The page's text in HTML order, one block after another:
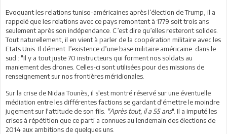
Evoquant les relations tuniso-américaines après l’élection de Trump, il a
rappelé que les relations avec ce pays remontent à 1779 soit trois ans
seulement après son indépendance. C’est dire qu’elles resteront solides.
Tout naturellement, il en vient à parler de la coopération militaire avec les
Etats Unis. Il dément l’existence d’une base militaire américaine dans le
sud : "Il y a tout juste 70 instructeurs qui forment nos soldats au
maniement des drones. Celles-ci sont utilisées pour des missions de
renseignement sur nos frontières méridionales.
Sur la crise de Nidaa Tounès, il s'est montré réservé sur une éventuelle
médiation entre les différentes factions se gardant d'émettre le moindre
jugement sur l'attitude de son fils. "Après tout, il a 55 ans". Il a imputé les
crises à répétition que ce parti a connues au lendemain des élections de
2014 aux ambitions de quelques uns.